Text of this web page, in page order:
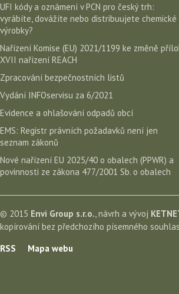
UFI kódy a oznámení v PCN pro český trh:
vyrábíte, dovážíte nebo distribuujete chemické
výrobky?
Nařízení Komise (EU) 2021/1199 ke změně
XVII nařízení REACH
Zpracování bezpečnostních listů
Vydání INFOservisu za 6/2021
Evidence a ohlašování odpadů obcí
EMS: Registr právních požadavků není jen
seznam zákonů
Nové nařízení EU 2025/40 o obalech (PPWR) a
povinnosti ze zákona 477/2001 Sb. o obalech
© 2015 Envi Group s.r.o. , návrh a vývoj
kopírování bez předchozího písemného
RSS
Mapa webu